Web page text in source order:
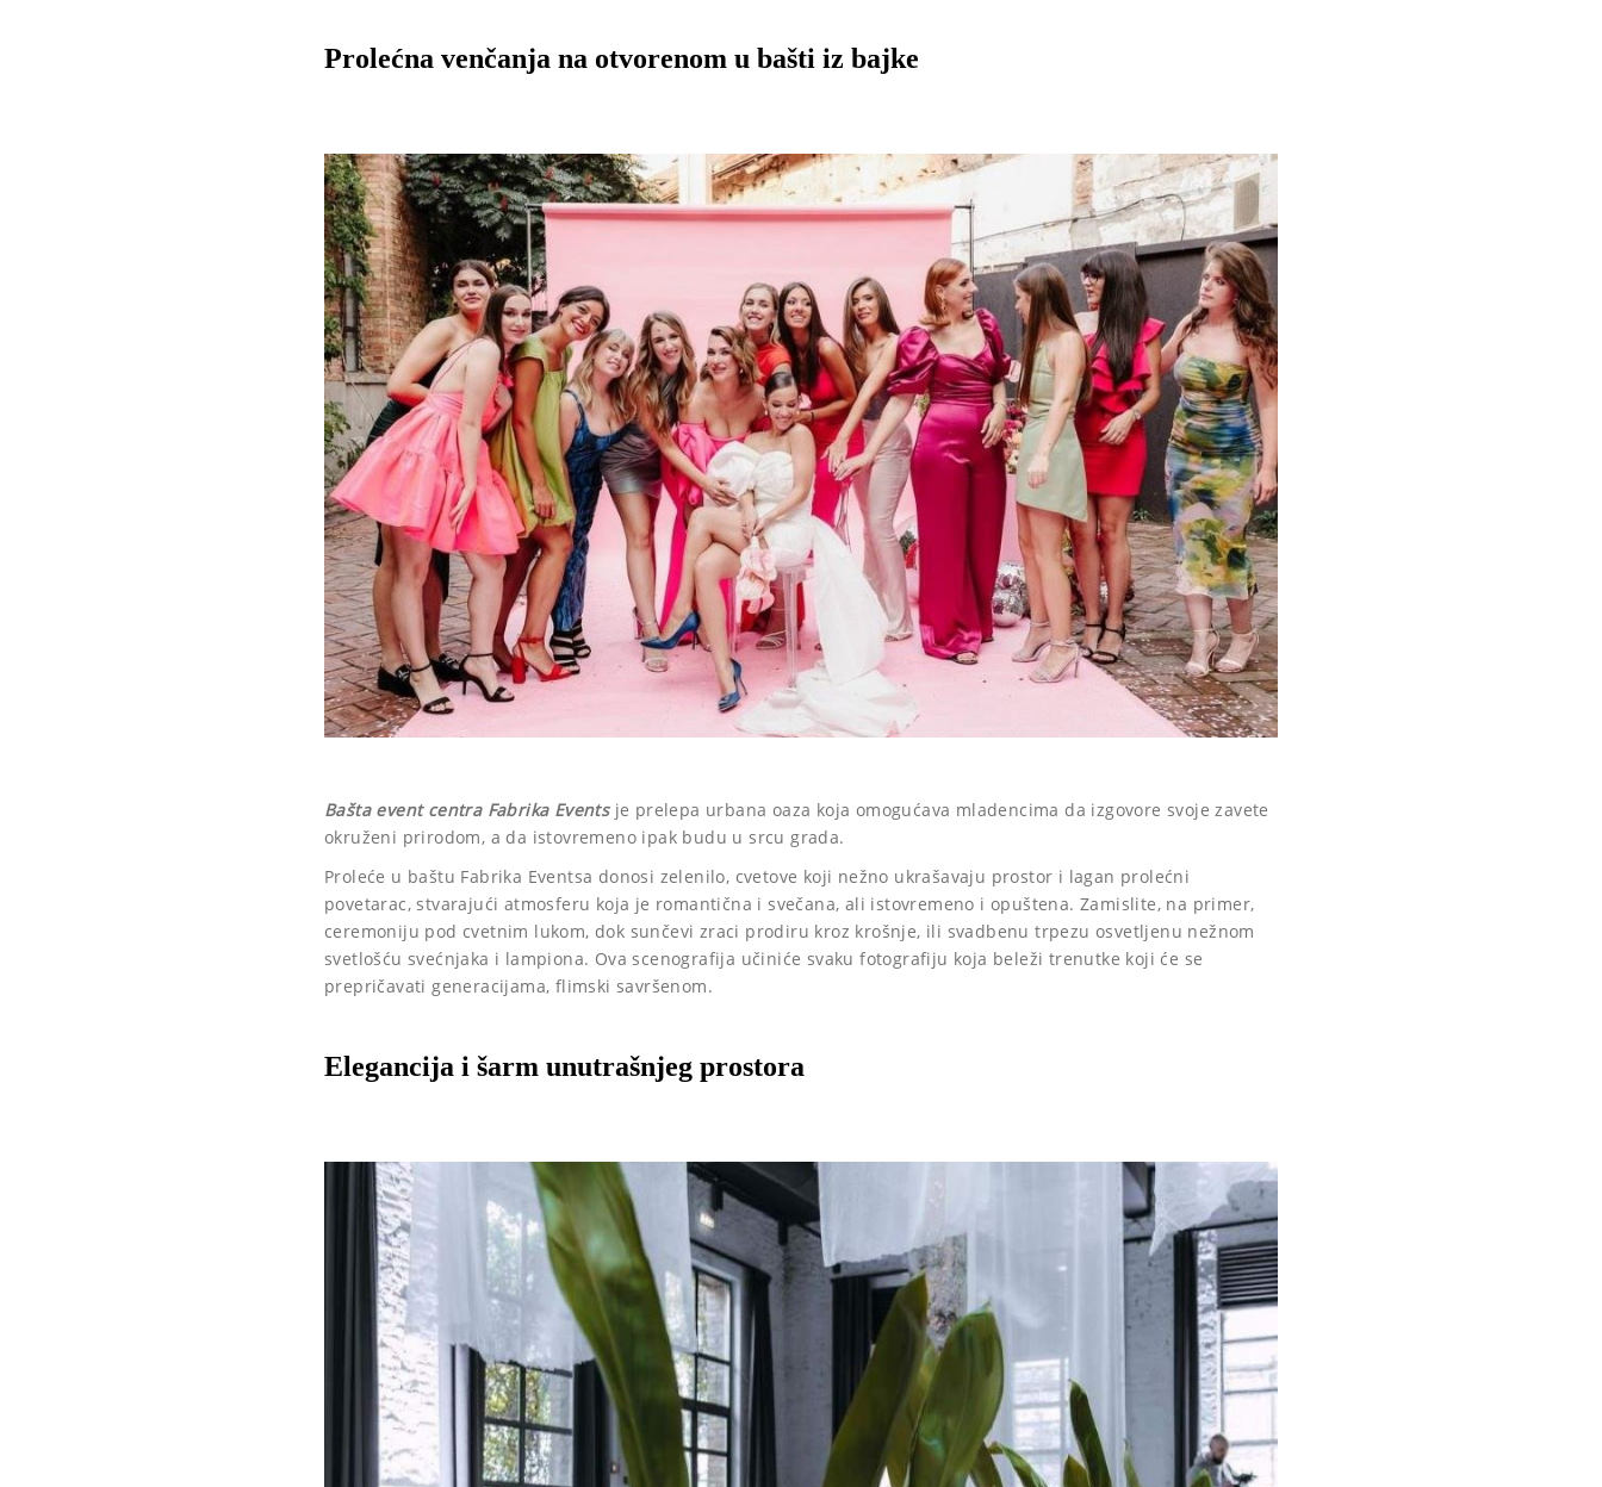
Prolećna venčanja na otvorenom u bašti iz bajke
Bašta event centra Fabrika Eventsje prelepa urbana oaza koja omogućava mladencima da izgovore svoje zavete
okruženi prirodom, a da istovremeno ipak budu u srcu grada.
Proleće u baštu Fabrika Eventsa donosi zelenilo, cvetove koji nežno ukrašavaju prostor i lagan prolećni
povetarac, stvarajući atmosferu koja je romantična i svečana, ali istovremeno i opuštena. Zamislite, na primer,
ceremoniju pod cvetnim lukom, dok sunčevi zraci prodiru kroz krošnje, ili svadbenu trpezu osvetljenu nežnom
svetlošću svećnjaka i lampiona. Ova scenografija učiniće svaku fotografiju koja beleži trenutke koji će se
prepričavati generacijama, flimski savršenom.
Elegancija i šarm unutrašnjeg prostora